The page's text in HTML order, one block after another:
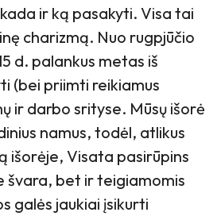
ir ką pasakyti. Visa tai
charizmą. Nuo rugpjūčio
d. palankus metas iš
(bei priimti reikiamus
ir darbo srityse. Mūsų išorė
namus, todėl, atlikus
išorėje, Visata pasirūpins
švara, bet ir teigiamomis
galės jaukiai įsikurti